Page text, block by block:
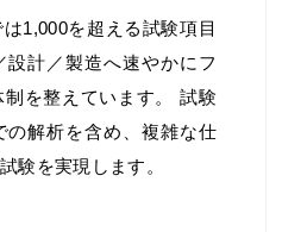
1,000を超える試験項目
設計／製造へ速やかにフ
を整えています。 試験
の解析を含め、複雑な仕
験を実現します。